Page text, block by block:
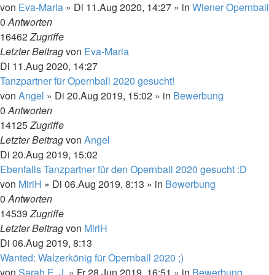
von Eva-Maria » Di 11.Aug 2020, 14:27 » in Wiener Opernball
0Antworten
16462Zugriffe
Letzter Beitragvon Eva-Maria
Di 11.Aug 2020, 14:27
Tanzpartner für Opernball 2020 gesucht!
von Angel » Di 20.Aug 2019, 15:02 » in Bewerbung
0Antworten
14125Zugriffe
Letzter Beitragvon Angel
Di 20.Aug 2019, 15:02
Ebenfalls Tanzpartner für den Opernball 2020 gesucht :D
von MiriH » Di 06.Aug 2019, 8:13 » in Bewerbung
0Antworten
14539Zugriffe
Letzter Beitragvon MiriH
Di 06.Aug 2019, 8:13
Wanted: Walzerkönig für Opernball 2020 ;)